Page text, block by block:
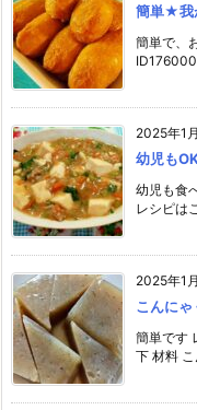
簡単★我
簡単で、
2025年1
幼児も
幼児も食
レシピは
2025年1
こんにゃ
簡単です
下 材料